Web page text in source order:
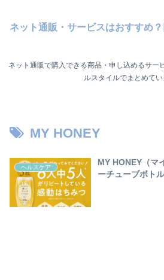
ネット通販・サービスはおすすめ
ネット通販で購入できる商品・申し込めるサー
ルスタイルでまとめてい
MY HONEY
ヘルスケア
MY HONEY（マ
ーチューブボト